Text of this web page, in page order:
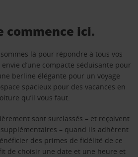
commence ici.
là pour répondre à tous vos
d’une compacte séduisante pour
berline élégante pour un voyage
spacieux pour des vacances en
qu’il vous faut.
sont surclassés – et reçoivent
– quand ils adhèrent
des primes de fidélité de ce
de choisir une date et une heure et